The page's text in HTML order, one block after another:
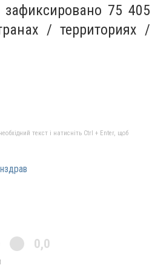
75 405
/ территориях /
текст і натисніть Ctrl + Enter, щоб
0,0